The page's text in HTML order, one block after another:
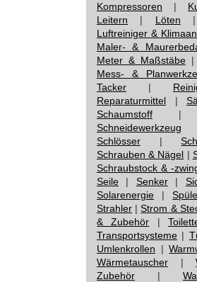
Kompressoren |
Leitern | Löten
Luftreiniger &
Maler- &
Meter & Maßstäbe|
Mess- &
Tacker |
Reparaturmittel |
Schaumstoff
Schneidewerkzeug
Schlösser |
Schrauben & Nägel |
Schraubstock & -
Seile | Senker|
Solarenergie |
Strahler |Strom &
& Zubehör |
Transportsysteme |
Umlenkrollen |
Wärmetauscher |
Zubehör |